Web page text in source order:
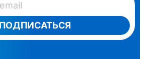
ПОДПИСАТЬСЯ